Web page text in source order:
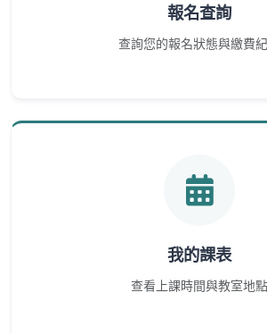
報名查詢
查詢您的報名狀態與繳費
我的課表
查看上課時間與教室地點